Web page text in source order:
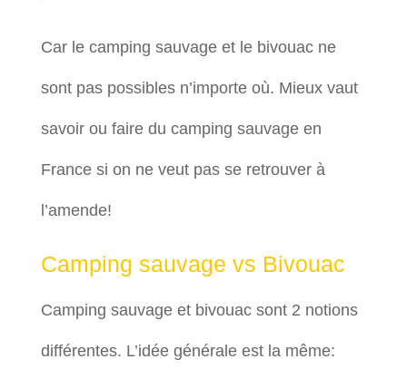
Car le camping sauvage et le bivouac ne
sont pas possibles n’importe où. Mieux vaut
savoir ou faire du camping sauvage en
France si on ne veut pas se retrouver à
l’amende!
Camping sauvage vs Bivouac
Camping sauvage et bivouac sont 2 notions
différentes. L’idée générale est la même: